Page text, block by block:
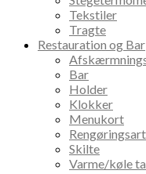
Tekstiler
Tragte
Restauration og Bar
Bar
Holder
Klokker
Menukort
Skilte
Varme/køle